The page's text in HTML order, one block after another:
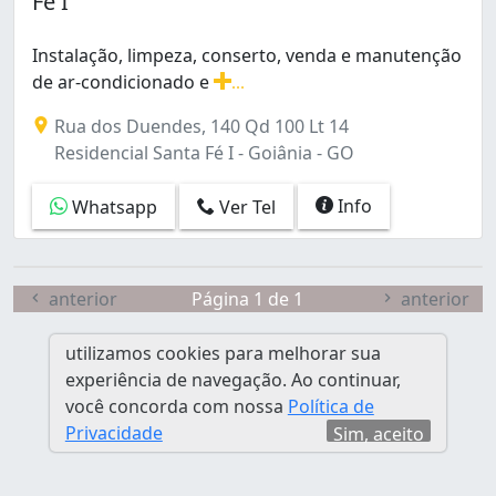
Conjunto Morada Nova (1)
Conjunto Residencial Aruanã I (1)
Conjunto Riviera (2)
Conjunto Vera Cruz (3)
Da Vitória (1)
Jardim América (22)
Jardim Ana Lúcia (1)
Jardim Brasil (2)
Jardim Califórnia (1)
Jardim Caravelas (1)
Jardim Clarissa (1)
Jardim Colorado (1)
Jardim Diamantina (1)
Instalação, limpeza, conserto, venda e manutenção
de ar-condicionado e
Rua dos Duendes, 140 Qd 100 Lt 14
Residencial Santa Fé I - Goiânia - GO
Whatsapp Ver Tel Info
anterior Página 1 de 1 anterior
utilizamos cookies para melhorar sua
experiência de navegação. Ao continuar,
você concorda com nossa Política de
Privacidade
Sim, aceito